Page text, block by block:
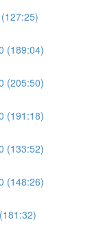
(189:04)
(205:50)
(191:18)
(133:52)
(148:26)